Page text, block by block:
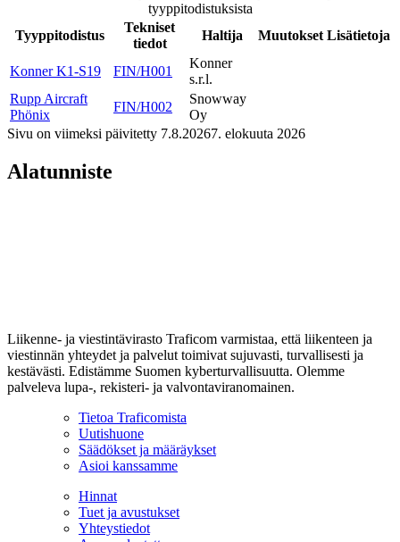
tyyppitodistuksista
Tyyppitodistus
Tekniset
tiedot
Haltija Muutokset Lisätietoja
Konner K1-S19 FIN/H001
Konner
s.r.l.
Rupp Aircraft
Phönix
FIN/H002
Snowway
Oy
Sivu on viimeksi päivitetty 7.8.20267. elokuuta 2026
Alatunniste
Liikenne- ja viestintävirasto Traficom varmistaa, että liikenteen ja
viestinnän yhteydet ja palvelut toimivat sujuvasti, turvallisesti ja
kestävästi. Edistämme Suomen kyberturvallisuutta. Olemme
palveleva lupa-, rekisteri- ja valvontaviranomainen.
Tietoa Traficomista
Uutishuone
Säädökset ja määräykset
Asioi kanssamme
Hinnat
Tuet ja avustukset
Yhteystiedot